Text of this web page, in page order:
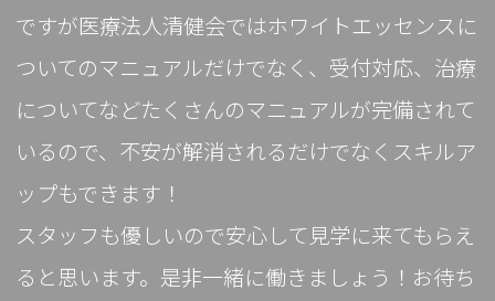
ですが医療法人清健会ではホワイトエッセンスに
ついてのマニュアルだけでなく、受付対応、治療
についてなどたくさんのマニュアルが完備されて
いるので、不安が解消されるだけでなくスキルア
ップもできます！
スタッフも優しいので安心して見学に来てもらえ
ると思います。是非一緒に働きましょう！お待ち